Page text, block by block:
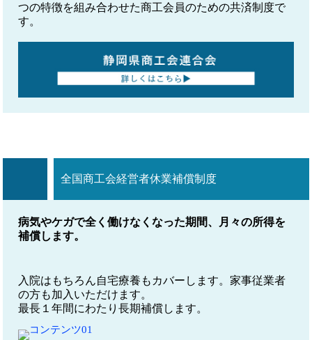
つの特徴を組み合わせた商工会員のための共済制度で
す。
全国商工会経営者休業補償制度
病気やケガで全く働けなくなった期間、月々の所得を
補償します。
入院はもちろん自宅療養もカバーします。家事従業者
の方も加入いただけます。
最長１年間にわたり長期補償します。